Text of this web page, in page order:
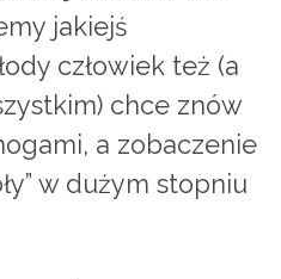
jakiejś
człowiek też (a
chce znów
a zobaczenie
w dużym stopniu